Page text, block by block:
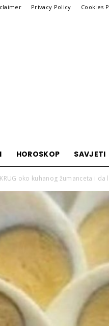
Privacy Policy Cookies
HOROSKOP SAVJETI
KRUG oko kuhanog žumanceta i da